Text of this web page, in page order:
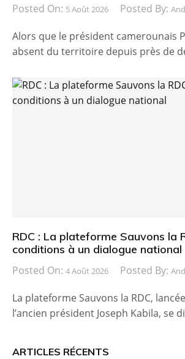
Posted On: 5 Août 2026 Posted By:
Alors que le président camerounais
absent du territoire depuis près de
RDC : La plateforme Sauvons la
conditions à un dialogue national
Posted On: 4 Août 2026 Posted By:
La plateforme Sauvons la RDC,
l’ancien président Joseph Kabila, se
ARTICLES RÉCENTS